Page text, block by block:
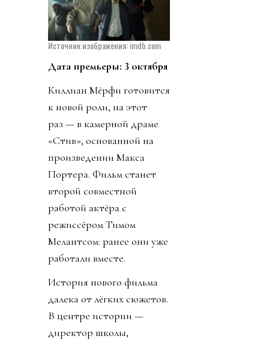
Источник изображения: imdb.com
Дата премьеры: 3 октября
Киллиан Мёрфи готовится
к новой роли, на этот
раз — в камерной драме
«Стив», основанной на
произведении Макса
Портера. Фильм станет
второй совместной
работой актёра с
режиссёром Тимом
Мелантсом: ранее они уже
работали вместе.
История нового фильма
далека от лёгких сюжетов.
В центре истории —
директор школы,